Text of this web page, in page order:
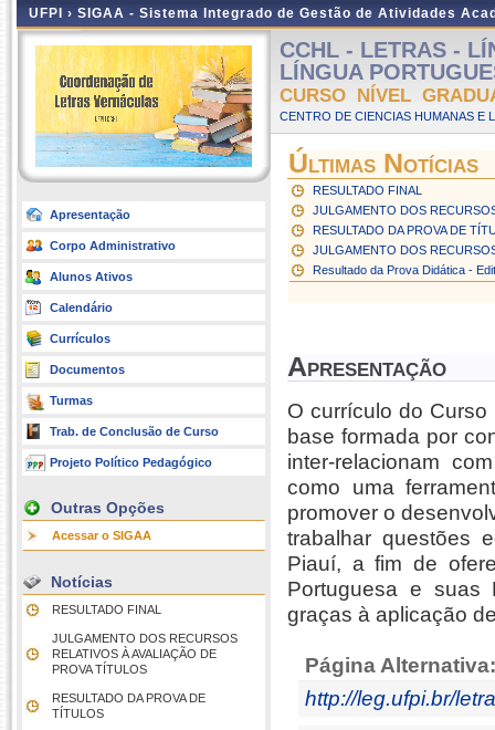
UFPI › SIGAA - Sistema Integrado de Gestão de Atividades
Apresentação
Corpo Administrativo
Alunos Ativos
Calendário
Currículos
Documentos
Turmas
Trab. de Conclusão de Curso
Projeto Político Pedagógico
Outras Opções
Acessar o SIGAA
Notícias
RESULTADO FINAL
JULGAMENTO DOS RECURSOS
RELATIVOS À AVALIAÇÃO DE
PROVA TÍTULOS
RESULTADO DA PROVA DE
TÍTULOS
CCHL - LETRAS -
LÍNGUA
CURSO NÍVEL
CENTRO DE CIENCIAS HUMANAS E
Últimas Notícias
RESULTADO FINAL
JULGAMENTO DOS
RESULTADO DA PROVA DE
JULGAMENTO DOS
Resultado da Prova Didática -
Apresentação
O currículo do Curso
base formada por
inter-relacionam
como uma
promover o
trabalhar questões
Piauí, a fim de
Portuguesa e suas
graças à aplicação
Página Alternativa:
http://leg.ufpi.br/